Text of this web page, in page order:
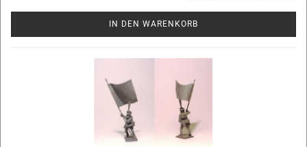
IN DEN WARENKORB